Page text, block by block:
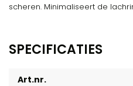
scheren. Minimaliseert de
SPECIFICATIES
Art.nr.